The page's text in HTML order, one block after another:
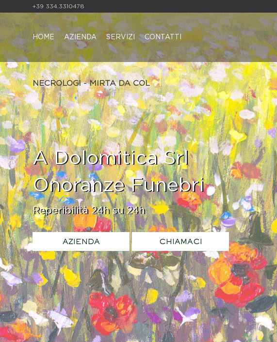
+39 334.3310478
HOME AZIENDA SERVIZI CONTATTI
A Dolomitica Srl
Onoranze Funebri
Reperibilità 24h su 24h
AZIENDA CHIAMACI
NECROLOGI - MIRTA DA COL